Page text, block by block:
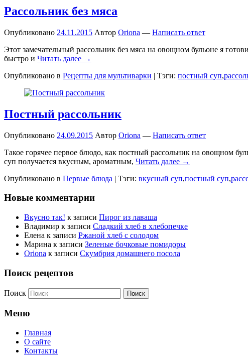
Рассольник без мяса
Опубликовано 24.11.2015 Автор Oriona — Написать ответ
Этот замечательный рассольник без мяса на овощном бульоне я
быстро и Читать далее →
Опубликовано в Рецепты для мультиварки | Тэги: постный суп,
Постный рассольник
Опубликовано 24.09.2015 Автор Oriona — Написать ответ
Такое горячее первое блюдо, как постный рассольник на овощном
суп получается вкусным, ароматным, Читать далее →
Опубликовано в Первые блюда | Тэги: вкусный суп,постный суп,
Новые комментарии
Вкусно так! к записи Пирог из лаваша
Владимир к записи Сладкий хлеб в хлебопечке
Елена к записи Ржаной хлеб с солодом
Марина к записи Зеленые бочковые помидоры
Oriona к записи Скумбрия домашнего посола
Поиск рецептов
Поиск
Меню
Главная
О сайте
Контакты